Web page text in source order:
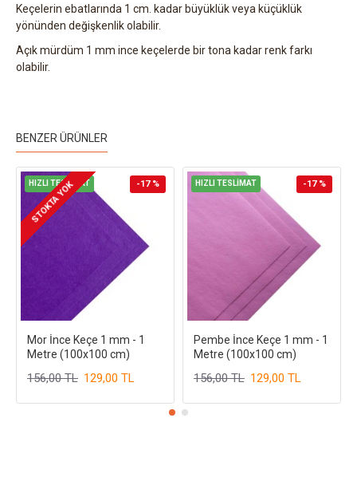
Keçelerin ebatlarında 1 cm. kadar büyüklük veya küçüklük
yönünden değişkenlik olabilir.
Açık mürdüm 1 mm ince keçelerde bir tona kadar renk farkı
olabilir.
BENZER ÜRÜNLER
HIZLI TESLİMAT -17 %
STOKTA YOK
Mor İnce Keçe 1 mm - 1
Metre (100x100 cm)
129,00 TL
156,00 TL
HIZLI TESLİMAT -17 %
Pembe İnce Keçe 1 mm - 1
Metre (100x100 cm)
129,00 TL
156,00 TL